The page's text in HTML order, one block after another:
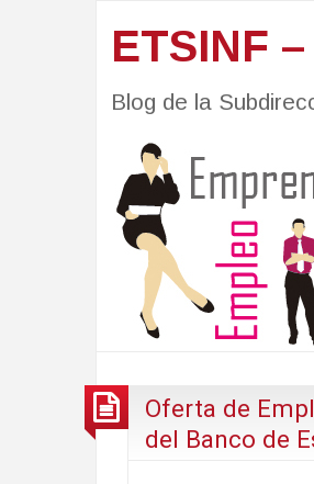
ETSINF
Blog de la
Oferta de
del Banco de